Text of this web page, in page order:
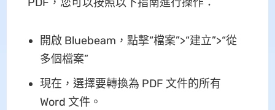
開啟 Bluebeam，點擊“檔案”>“建立”>“從
多個檔案”
現在，選擇要轉換為 PDF 文件的所有
Word 文件。